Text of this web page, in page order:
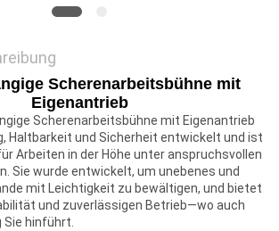
Scherenarbeitsbühne mit
Eigenantrieb
Scherenarbeitsbühne mit Eigenantrieb
Haltbarkeit und Sicherheit entwickelt und ist
Arbeiten in der Höhe unter anspruchsvollen
Sie wurde entwickelt, um unebenes und
mit Leichtigkeit zu bewältigen, und bietet
und zuverlässigen Betrieb—wo auch
hinführt.